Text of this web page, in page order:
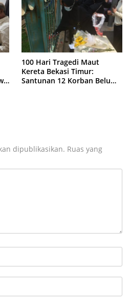
100 Hari Tragedi Maut
Kereta Bekasi Timur:
Santunan 12 Korban Belum
dipublikasikan. Ruas yang